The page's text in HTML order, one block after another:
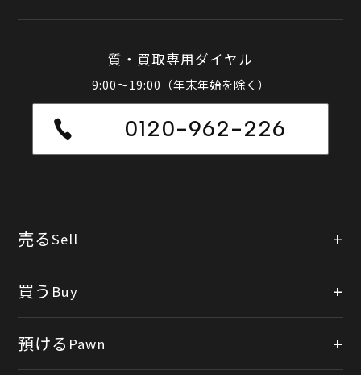
質・買取専用ダイヤル
9:00～19:00（年末年始を除く）
0120-962-226
売るSell
店頭買取
宅配買取
買う Buy
公式オンラインショップ
預ける Pawn